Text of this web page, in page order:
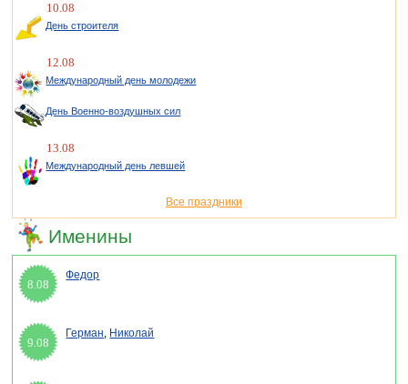
10.08
День строителя
12.08
Международный день молодежи
День Военно-воздушных сил
13.08
Международный день левшей
Все праздники
Именины
8.08
Федор
9.08
Герман, Николай